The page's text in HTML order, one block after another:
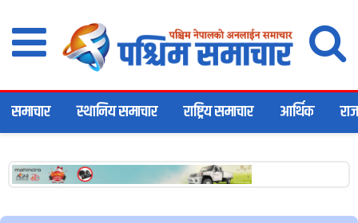
समाचार स्थानिय समाचार राष्ट्रिय समाचार आर्थिक